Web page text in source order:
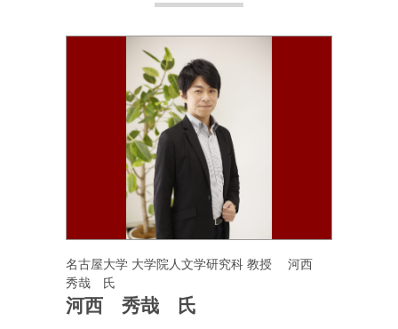
名古屋大学 大学院人文学研究科 教授 河西
秀哉 氏
河西 秀哉 氏